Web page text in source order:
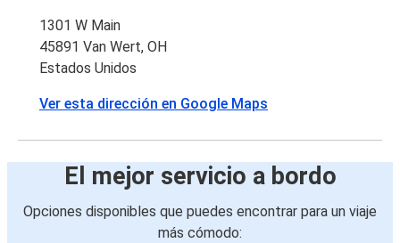
1301 W Main
45891 Van Wert, OH
Estados Unidos
Ver esta dirección en Google Maps
El mejor servicio a bordo
Opciones disponibles que puedes encontrar para un viaje
más cómodo: